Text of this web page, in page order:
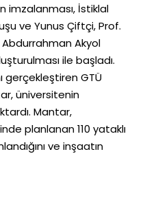
imzalanması, İstiklal
ve Yunus Çiftçi, Prof.
Abdurrahman Akyol
ile başladı.
gerçekleştiren GTÜ
üniversitenin
Mantar,
planlanan 110 yataklı
ve inşaatın